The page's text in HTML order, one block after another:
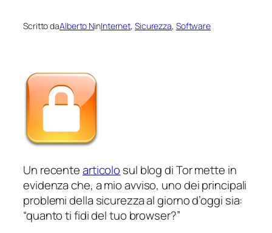
Scritto daAlberto NinInternet, Sicurezza, Software
Un recentearticolo sul blog di Tor mette in
evidenza che, a mio avviso, uno dei principali
problemi della sicurezza al giorno d’oggi sia:
“quanto ti fidi del tuo browser?”